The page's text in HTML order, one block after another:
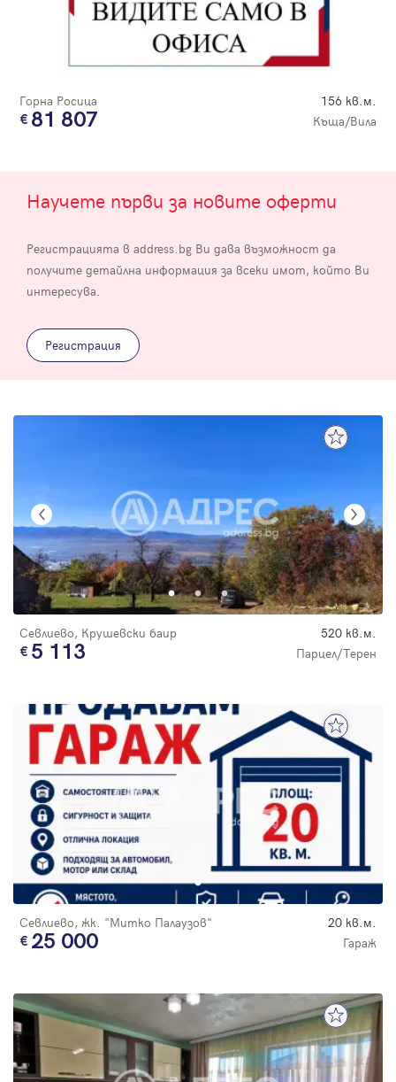
Горна Росица 156 кв.м.
81 807 Къща/Вила
Научете първи за новите оферти
Регистрацията в address.bg Ви дава възможност да
получите детайлна информация за всеки имот, който Ви
интересува.
Регистрация
Севлиево, Крушевски баир 520 кв.м.
5 113 Парцел/Терен
Севлиево, жк. "Митко Палаузов" 20 кв.м.
25 000 Гараж